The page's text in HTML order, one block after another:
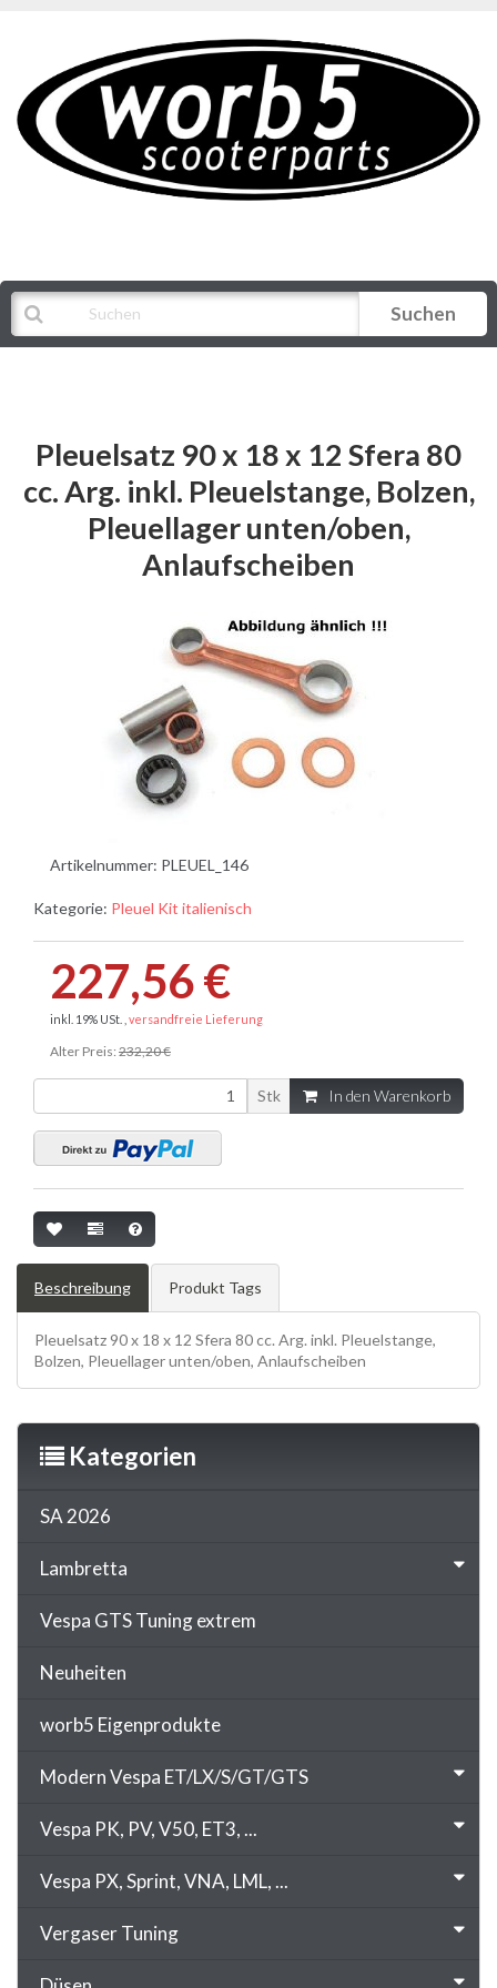
Suchen
Pleuelsatz 90 x 18 x 12 Sfera 80
cc. Arg. inkl. Pleuelstange, Bolzen,
Pleuellager unten/oben,
Anlaufscheiben
Artikelnummer: PLEUEL_146
Kategorie: Pleuel Kit italienisch
227,56 €
inkl. 19% USt. , versandfreie Lieferung
Alter Preis: 232,20 €
Stk In den Warenkorb
Beschreibung Produkt Tags
Pleuelsatz 90 x 18 x 12 Sfera 80 cc. Arg. inkl. Pleuelstange,
Bolzen, Pleuellager unten/oben, Anlaufscheiben
Kategorien
SA 2026
Lambretta
Vespa GTS Tuning extrem
Neuheiten
worb5 Eigenprodukte
Modern Vespa ET/LX/S/GT/GTS
Vespa PK, PV, V50, ET3, ...
Vespa PX, Sprint, VNA, LML, ...
Vergaser Tuning